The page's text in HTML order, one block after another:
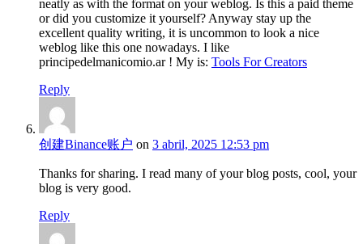
neatly as with the format on your weblog. Is this a paid theme
or did you customize it yourself? Anyway stay up the
excellent quality writing, it is uncommon to look a nice
weblog like this one nowadays. I like
principedelmanicomio.ar ! My is: Tools For Creators
Reply
创建Binance账户 on 3 abril, 2025 12:53 pm
Thanks for sharing. I read many of your blog posts, cool, your
blog is very good.
Reply